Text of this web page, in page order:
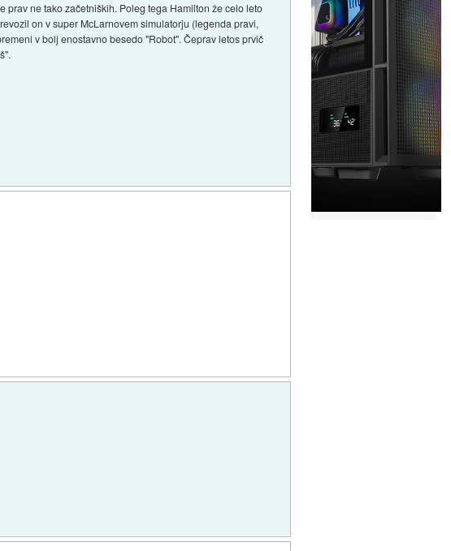
prav ne tako začetniških. Poleg tega Hamilton že celo leto
on v super McLarnovem simulatorju (legenda pravi,
v bolj enostavno besedo "Robot". Čeprav letos prvič